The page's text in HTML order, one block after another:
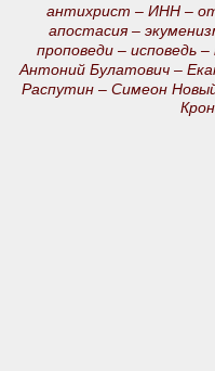
антихрист – ИНН –
апостасия –
проповеди – исповедь –
Антоний Булатович –
Распутин – Симеон